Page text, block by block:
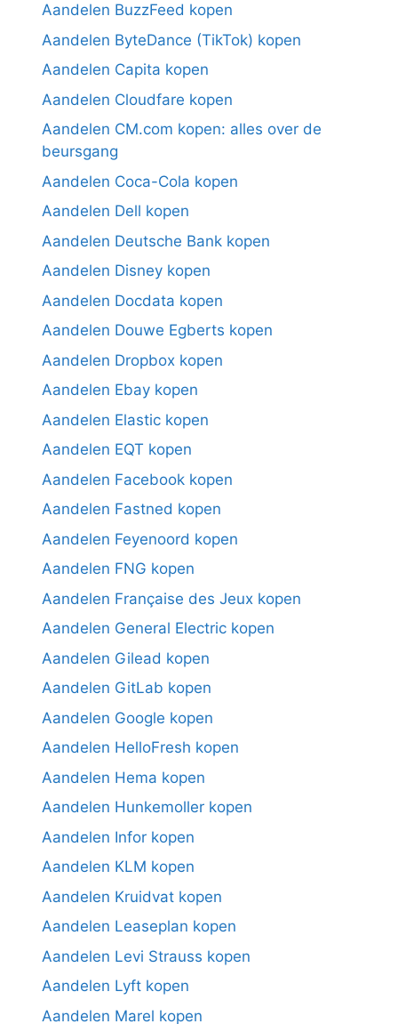
Aandelen BuzzFeed kopen
Aandelen ByteDance (TikTok) kopen
Aandelen Capita kopen
Aandelen Cloudfare kopen
Aandelen CM.com kopen: alles over de
beursgang
Aandelen Coca-Cola kopen
Aandelen Dell kopen
Aandelen Deutsche Bank kopen
Aandelen Disney kopen
Aandelen Docdata kopen
Aandelen Douwe Egberts kopen
Aandelen Dropbox kopen
Aandelen Ebay kopen
Aandelen Elastic kopen
Aandelen EQT kopen
Aandelen Facebook kopen
Aandelen Fastned kopen
Aandelen Feyenoord kopen
Aandelen FNG kopen
Aandelen Française des Jeux kopen
Aandelen General Electric kopen
Aandelen Gilead kopen
Aandelen GitLab kopen
Aandelen Google kopen
Aandelen HelloFresh kopen
Aandelen Hema kopen
Aandelen Hunkemoller kopen
Aandelen Infor kopen
Aandelen KLM kopen
Aandelen Kruidvat kopen
Aandelen Leaseplan kopen
Aandelen Levi Strauss kopen
Aandelen Lyft kopen
Aandelen Marel kopen